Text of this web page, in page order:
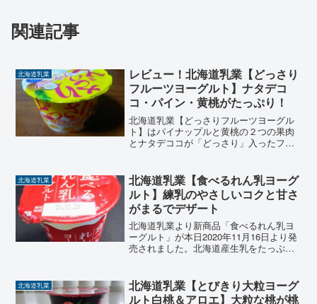
関連記事
北海道乳業
レビュー！北海道乳業【どっさり
フルーツヨーグルト】ナタデコ
コ・パイン・黄桃がたっぷり！
北海道乳業【どっさりフルーツヨーグル
ト】はパイナップルと黄桃の２つの果肉
とナタデココが「どっさり」入ったフル
らにナタデココが入ることによる食感を
楽しめるフルーツヨーグルト。
北海道乳業
北海道乳業【食べるれん乳ヨーグ
ルト】練乳のやさしいコクと甘さ
がまるでデザート
北海道乳業より新商品「食べるれん乳ヨ
ーグルト」が本日2020年11月16日より発
売されました。北海道産生乳をたっぷり
でなめらかな食感仕上げたヨーグルト
「食べるれん乳ヨー...
北海道乳業
北海道乳業【とびきり大粒ヨーグ
ルト白桃＆アロエ】大粒な桃が桃